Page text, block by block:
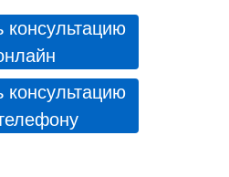
консультацию
консультацию